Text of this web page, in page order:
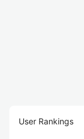
User Rankings